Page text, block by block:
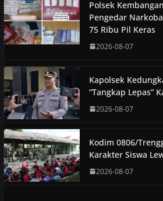
Polsek
Pengedar
75 Ribu Pil Keras
2026-08-07
Kapolsek
“Tangkap Lepas”
2026-08-07
Kodim 0806/
Karakter Siswa
2026-08-07